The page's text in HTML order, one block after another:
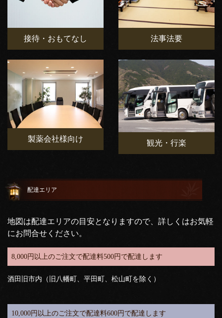
接待・おもてなし 法事法要
製薬会社様向け 観光・行楽
配達エリア
地図は配達エリアの目安となりますので、詳しくはお気軽
にお問合せください。
8,000円以上のご注文で配達料500円で配達します
酒田旧市内（旧八幡町、平田町、松山町を除く）
10,000円以上のご注文で配達料600円で配達します